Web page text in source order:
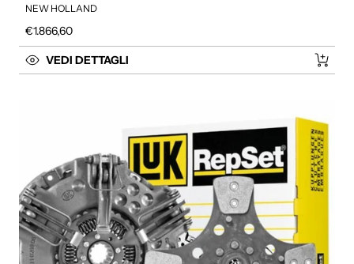
NEW HOLLAND
Prezzo regolare
€1.866,60
VEDI DETTAGLI